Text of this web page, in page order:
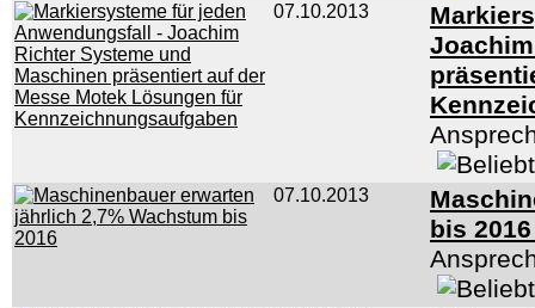
07.10.2013
07.10.2013
bis